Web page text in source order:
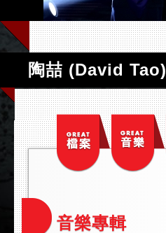
陶喆 (David Tao)
音樂專輯